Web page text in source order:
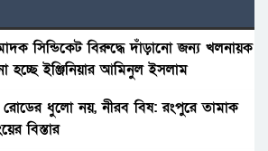
সিন্ডিকেট বিরুদ্ধে দাঁড়ানো জন্য খলনায়ক
হচ্ছে ইঞ্জিনিয়ার আমিনুল ইসলাম
ধুলো নয়, নীরব বিষ: রংপুরে তামাক
বিস্তার